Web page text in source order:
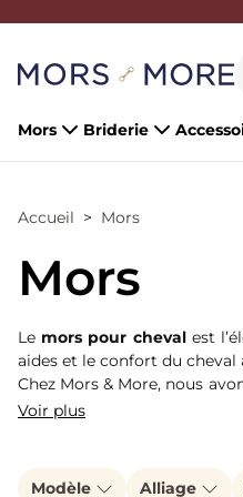
Mors Briderie
Accueil Mors
Mors
Le mors pour chevalest
aides et le confort du cheval
Chez Mors & More, nous
levier. Que vous cherchiez
Voir plus
Modèle Alliage